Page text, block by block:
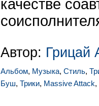
качестве
Автор: Грицай
Альбом, Музыка, Стиль,
Буш, Трики, Massive Attack,